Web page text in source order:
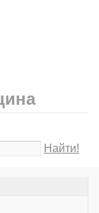
Найти!